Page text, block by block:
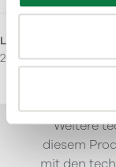
LRV - Y-Wert
26
Weitere
diesem
mit den